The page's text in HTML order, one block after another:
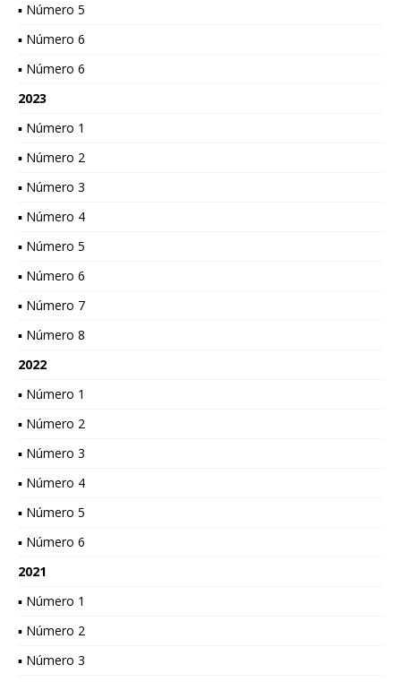
▪ Número 5
▪ Número 6
▪ Número 6
2023
▪ Número 1
▪ Número 2
▪ Número 3
▪ Número 4
▪ Número 5
▪ Número 6
▪ Número 7
▪ Número 8
2022
▪ Número 1
▪ Número 2
▪ Número 3
▪ Número 4
▪ Número 5
▪ Número 6
2021
▪ Número 1
▪ Número 2
▪ Número 3